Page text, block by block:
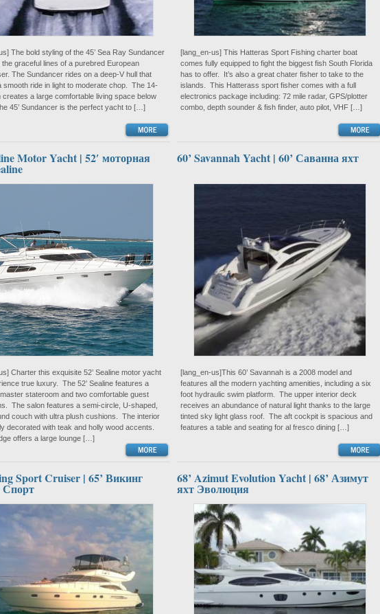
The bold styling of the 45’ Sea Ray Sundancer
the graceful lines of a purebred European
The Sundancer rides on a deep-V hull that
smooth ride in light to moderate chop. The 14-
creates a large comfortable living space below
45’ Sundancer is the perfect yacht to […]
[lang_en-us] This Hatteras Sport Fishing charter boat
comes fully equipped to fight the biggest fish South Florida
has to offer. It’s also a great chater fisher to take to the
islands. This Hatterass sport fisher comes with a full
electronics package including: 72 mile radar, GPS/plotter
combo, depth sounder & fish finder, auto pilot, VHF […]
Motor Yacht | 52′ моторная
Charter this exquisite 52’ Sealine motor yacht
true luxury. The 52’ Sealine features a
stateroom and two comfortable guest
The salon features a semi-circle, U-shaped,
couch with ultra plush cushions. The interior
decorated with teak and holly wood accents.
offers a large lounge […]
60’ Savannah Yacht | 60’ Саванна яхт
[lang_en-us]This 60’ Savannah is a 2008 model and
features all the modern yachting amenities, including a six
foot hydraulic swim platform. The upper interior deck
receives an abundance of natural light thanks to the large
tinted sky light glass roof. The aft cockpit is spacious and
features a table and seating for al fresco dining […]
Sport Cruiser | 65’ Викинг
Спорт
68’ Azimut Evolution Yacht | 68’ Азимут
яхт Эволюция